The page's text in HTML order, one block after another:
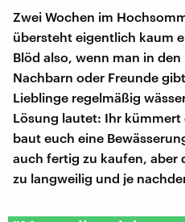
Zwei Wochen im
übersteht eigentlich kaum
Blöd also, wenn man in
Nachbarn oder Freunde
Lieblinge regelmäßig
Lösung lautet: Ihr
baut euch eine
auch fertig zu kaufen, aber
zu langweilig und je